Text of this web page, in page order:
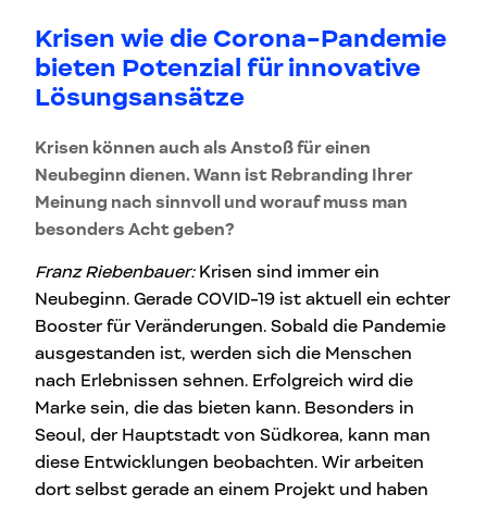
Krisen wie die Corona-Pandemie
bieten Potenzial für innovative
Lösungsansätze
Krisen können auch als Anstoß für einen
Neubeginn dienen. Wann ist Rebranding Ihrer
Meinung nach sinnvoll und worauf muss man
besonders Acht geben?
Franz Riebenbauer:Krisen sind immer ein
Neubeginn. Gerade COVID-19 ist aktuell ein echter
Booster für Veränderungen. Sobald die Pandemie
ausgestanden ist, werden sich die Menschen
nach Erlebnissen sehnen. Erfolgreich wird die
Marke sein, die das bieten kann. Besonders in
Seoul, der Hauptstadt von Südkorea, kann man
diese Entwicklungen beobachten. Wir arbeiten
dort selbst gerade an einem Projekt und haben